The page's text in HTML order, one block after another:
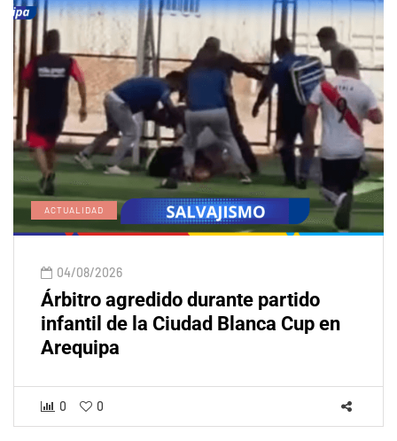
ACTUALIDAD
04/08/2026
Árbitro agredido durante partido
infantil de la Ciudad Blanca Cup en
Arequipa
0 0